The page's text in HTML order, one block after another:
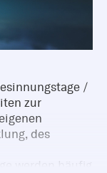
/
zur
des
werden häufig